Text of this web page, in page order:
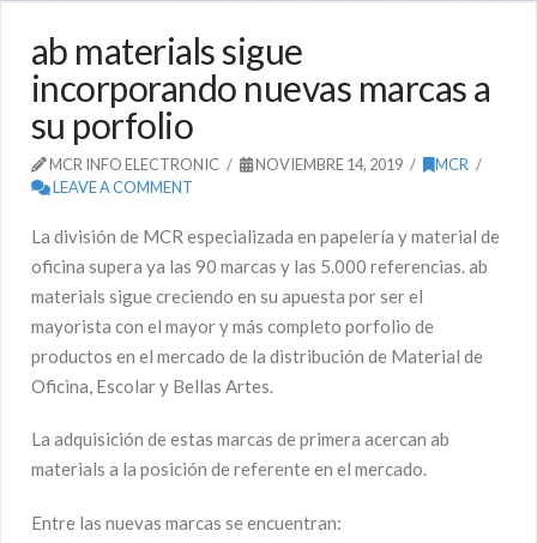
ab materials sigue
incorporando nuevas marcas a
su porfolio
MCR INFO ELECTRONIC NOVIEMBRE 14, 2019
MCR
LEAVE A COMMENT
La división de MCR especializada en papelería y material de
oficina supera ya las 90 marcas y las 5.000 referencias. ab
materials sigue creciendo en su apuesta por ser el
mayorista con el mayor y más completo porfolio de
productos en el mercado de la distribución de Material de
Oficina, Escolar y Bellas Artes.
La adquisición de estas marcas de primera acercan ab
materials a la posición de referente en el mercado.
Entre las nuevas marcas se encuentran: